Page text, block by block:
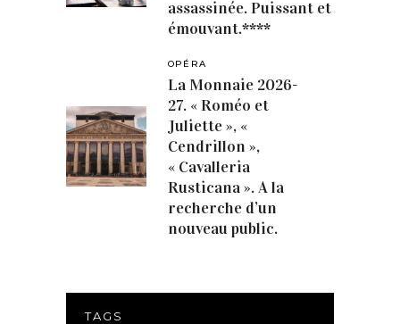
assassinée. Puissant et
émouvant.****
OPÉRA
La Monnaie 2026-
27. « Roméo et
Juliette », «
Cendrillon »,
« Cavalleria
Rusticana ». A la
recherche d’un
nouveau public.
TAGS